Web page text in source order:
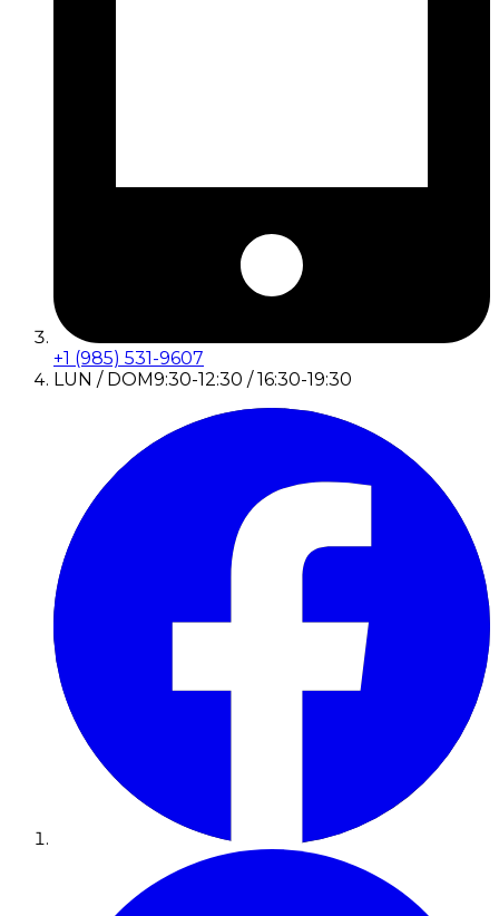
+1 (985) 531-9607
LUN / DOM9:30-12:30 / 16:30-19:30